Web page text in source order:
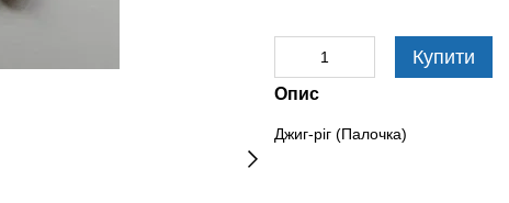
Купити
Опис
Джиг-ріг (Палочка)